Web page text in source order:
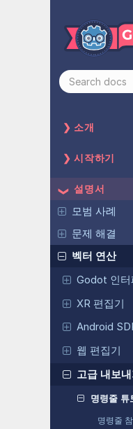
소개
시작하기
설명서
모범 사례
문제 해결
벡터 연산
Godot 인터
XR 편집기
Android
웹 편집기
고급 내보내
명령줄 튜
명령줄